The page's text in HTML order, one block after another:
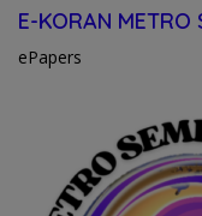
E-KORAN METRO
ePapers